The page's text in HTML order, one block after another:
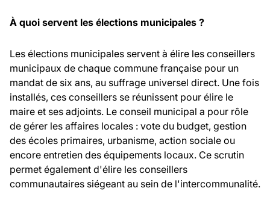
À quoi servent les élections municipales ?
Les élections municipales servent à élire les conseillers
municipaux de chaque commune française pour un
mandat de six ans, au suffrage universel direct. Une fois
installés, ces conseillers se réunissent pour élire le
maire et ses adjoints. Le conseil municipal a pour rôle
de gérer les affaires locales : vote du budget, gestion
des écoles primaires, urbanisme, action sociale ou
encore entretien des équipements locaux. Ce scrutin
permet également d'élire les conseillers
communautaires siégeant au sein de l'intercommunalité.